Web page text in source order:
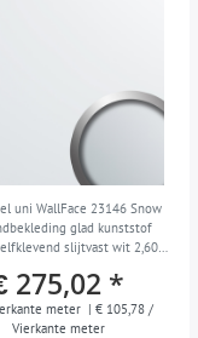
uni WallFace 23146 Snow
glad kunststof
slijtvast wit 2,60
275,02 *
meter | € 105,78 /
Vierkante meter